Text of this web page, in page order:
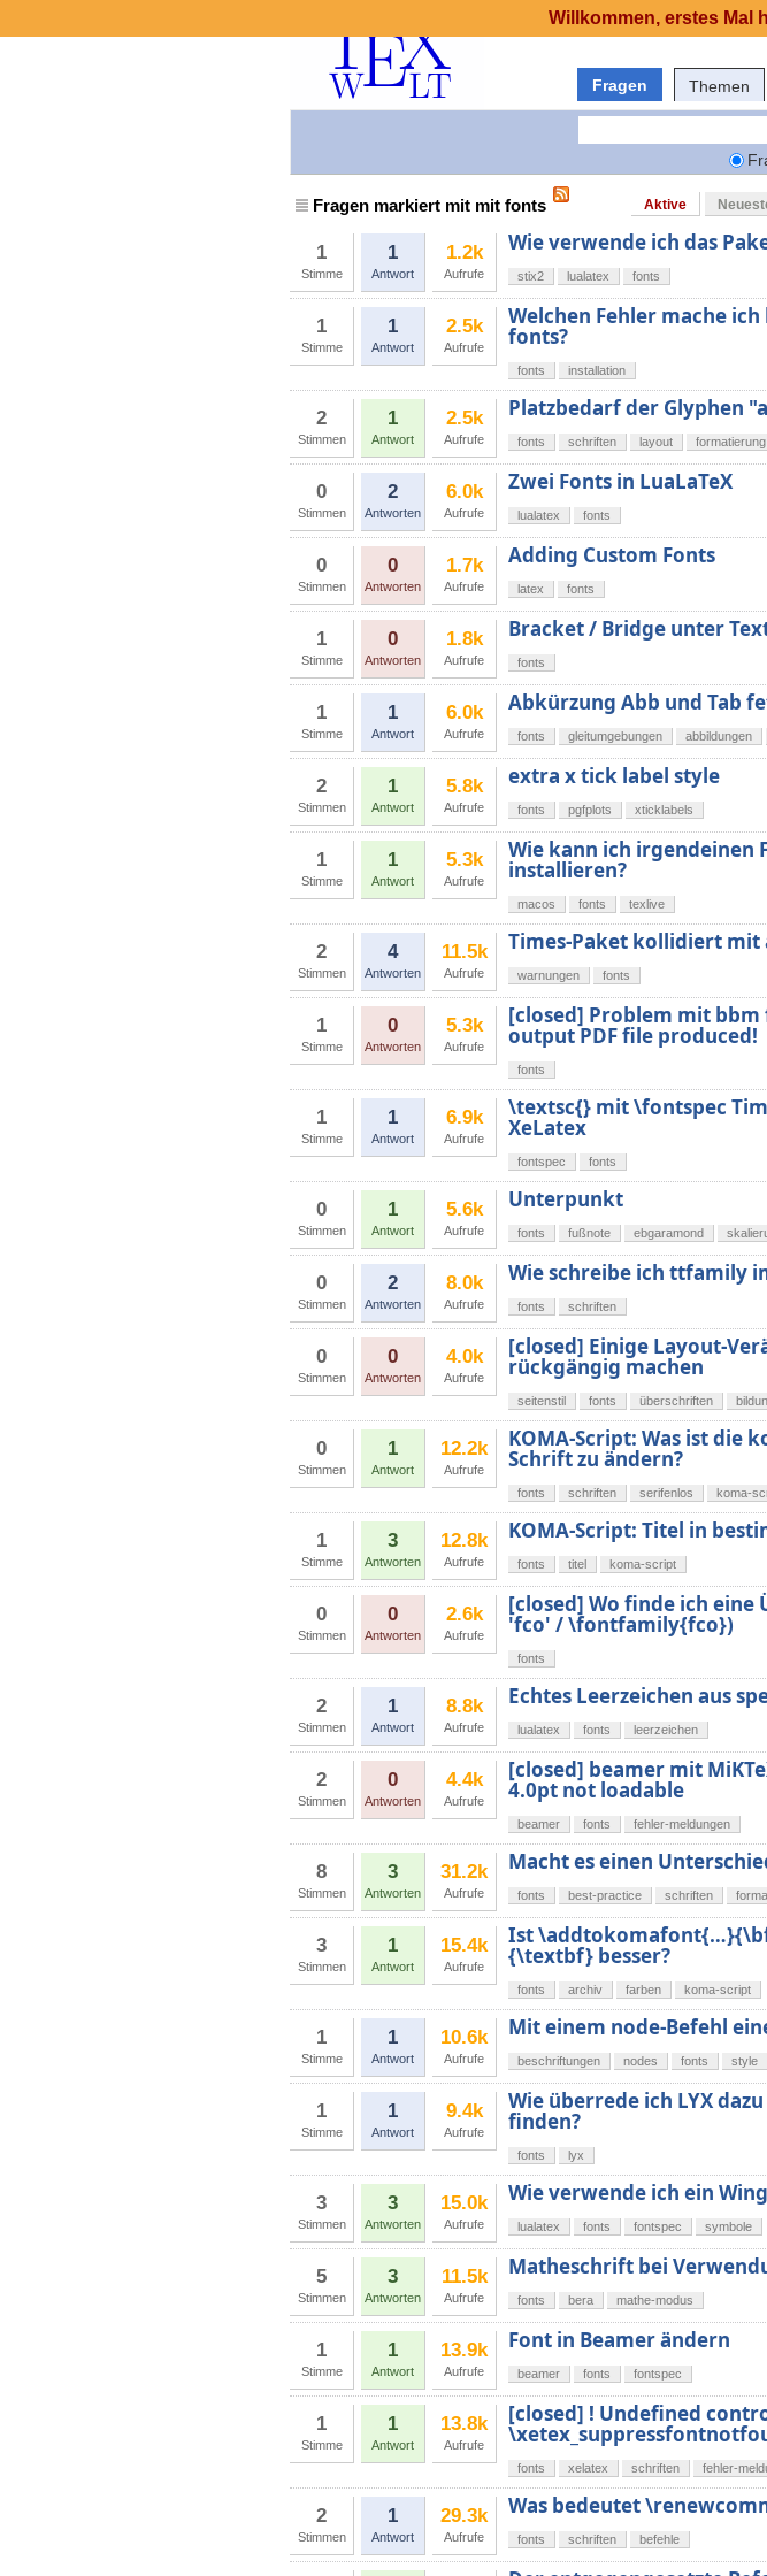
Fragen Themen
Fragen markiert mit mit fonts Aktive
1
Stimme
1
Antwort
1.2k
Aufrufe
Wie verwende ich das
stix2 lualatex fonts
1
Stimme
1
Antwort
2.5k
Aufrufe
Welchen Fehler mache
fonts?
fonts installation
2
Stimmen
1
Antwort
2.5k
Aufrufe
Platzbedarf der Glyphen
fonts schriften layout formatierung
0
Stimmen
2
Antworten
6.0k
Aufrufe
Zwei Fonts in LuaLaTeX
lualatex fonts
0
Stimmen
0
Antworten
1.7k
Aufrufe
Adding Custom Fonts
latex fonts
1
Stimme
0
Antworten
1.8k
Aufrufe
Bracket / Bridge unter
fonts
1
Stimme
1
Antwort
6.0k
Aufrufe
Abkürzung Abb und Tab
fonts gleitumgebungen abbildungen
2
Stimmen
1
Antwort
5.8k
Aufrufe
extra x tick label style
fonts pgfplots xticklabels
1
Stimme
1
Antwort
5.3k
Aufrufe
Wie kann ich irgendeinen
installieren?
macos fonts texlive
2
Stimmen
4
Antworten
11.5k
Aufrufe
Times-Paket kollidiert
warnungen fonts
1
Stimme
0
Antworten
5.3k
Aufrufe
[closed] Problem mit
output PDF file produced!
fonts
1
Stimme
1
Antwort
6.9k
Aufrufe
\textsc{} mit \fontspec
XeLatex
fontspec fonts
0
Stimmen
1
Antwort
5.6k
Aufrufe
Unterpunkt
fonts fußnote ebgaramond
0
Stimmen
2
Antworten
8.0k
Aufrufe
Wie schreibe ich ttfamily
fonts schriften
0
Stimmen
0
Antworten
4.0k
Aufrufe
[closed] Einige Layout-
rückgängig machen
seitenstil fonts überschriften
0
Stimmen
1
Antwort
12.2k
Aufrufe
KOMA-Script: Was ist die
Schrift zu ändern?
fonts schriften serifenlos koma-
1
Stimme
3
Antworten
12.8k
Aufrufe
KOMA-Script: Titel in
fonts titel koma-script
0
Stimmen
0
Antworten
2.6k
Aufrufe
[closed] Wo finde ich eine
'fco' / \fontfamily{fco})
fonts
2
Stimmen
1
Antwort
8.8k
Aufrufe
Echtes Leerzeichen aus
lualatex fonts leerzeichen
2
Stimmen
0
Antworten
4.4k
Aufrufe
[closed] beamer mit
4.0pt not loadable
beamer fonts fehler-meldungen
8
Stimmen
3
Antworten
31.2k
Aufrufe
Macht es einen
fonts best-practice schriften
3
Stimmen
1
Antwort
15.4k
Aufrufe
Ist
{\textbf} besser?
fonts archiv farben koma-script
1
Stimme
1
Antwort
10.6k
Aufrufe
Mit einem node-Befehl
beschriftungen nodes fonts style
1
Stimme
1
Antwort
9.4k
Aufrufe
Wie überrede ich LYX
finden?
fonts lyx
3
Stimmen
3
Antworten
15.0k
Aufrufe
Wie verwende ich ein
lualatex fonts fontspec symbole
5
Stimmen
3
Antworten
11.5k
Aufrufe
Matheschrift bei
fonts bera mathe-modus
1
Stimme
1
Antwort
13.9k
Aufrufe
Font in Beamer ändern
beamer fonts fontspec
1
Stimme
1
Antwort
13.8k
Aufrufe
[closed] ! Undefined
fonts xelatex schriften fehler-
2
Stimmen
1
Antwort
29.3k
Aufrufe
Was bedeutet
fonts schriften befehle
Willkommen, erstes Mal